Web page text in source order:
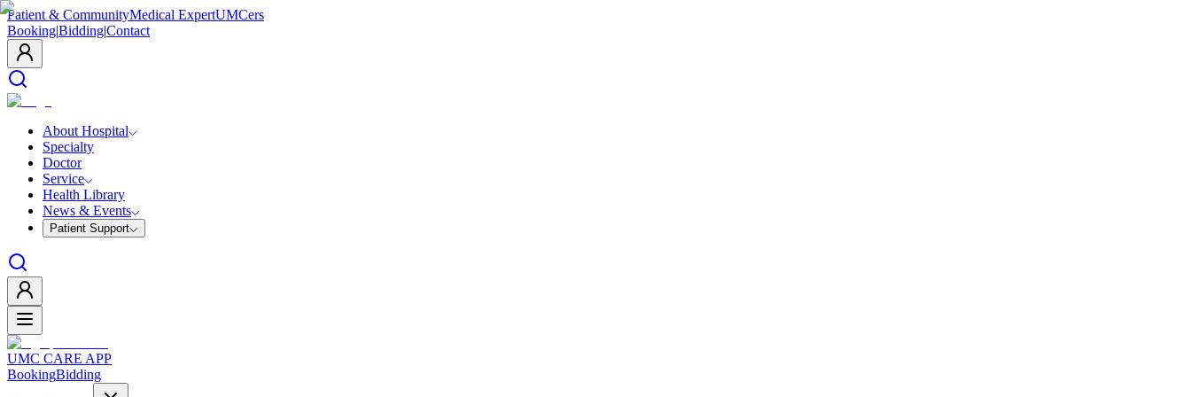
Patient & CommunityMedical ExpertUMCers
Booking|Bidding|Contact
About Hospital
Specialty
Doctor
Service
Health Library
News & Events
Patient Support
UMC CARE APP
BookingBidding